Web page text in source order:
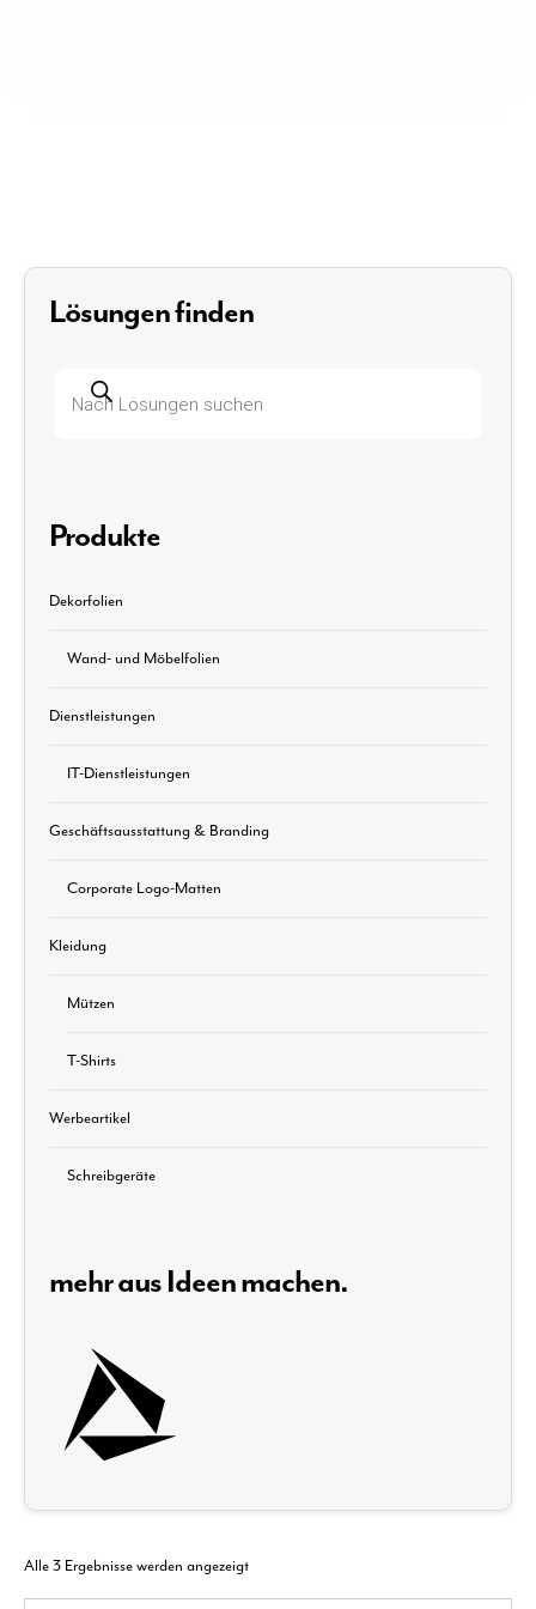
Alle 3 Ergebnisse werden angezeigt
Lösungen finden
Produktsuche
Produkte
Dekorfolien
Wand- und Möbelfolien
Dienstleistungen
IT-Dienstleistungen
Geschäftsausstattung & Branding
Corporate Logo-Matten
Kleidung
Mützen
T-Shirts
Werbeartikel
Schreibgeräte
mehr aus Ideen machen.